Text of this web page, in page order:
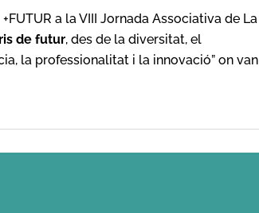
a la VIII Jornada Associativa de La
de futur, des de la diversitat, el
la professionalitat i la innovació” on van